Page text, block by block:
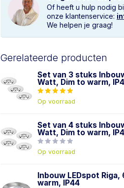
Of heeft u hulp nodig
onze klantenservice:
We helpen je graag!
Gerelateerde producten
Set van 3 stuks
Watt, Dim to warm,
Op voorraad
Set van 4 stuks
Watt, Dim to warm,
Op voorraad
Inbouw LEDspot
warm, IP44